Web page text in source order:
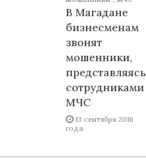
В Магадане
бизнесменам
звонят
мошенники,
представляясь
сотрудниками
МЧС
13 сентября 2018
года